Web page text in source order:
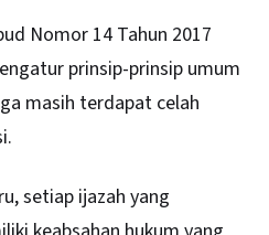
Nomor 14 Tahun 2017
prinsip-prinsip umum
masih terdapat celah
setiap ijazah yang